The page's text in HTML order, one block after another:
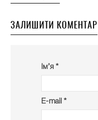
ЗАЛИШИТИ КОМЕНТАР
Ім’я *
E-mail *